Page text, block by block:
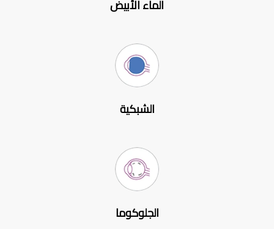
الماء الأبيض
الشبكية
الجلوكوما